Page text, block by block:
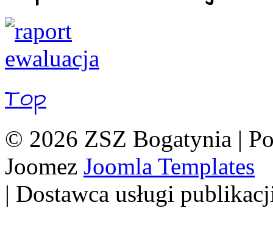
Top
© 2026 ZSZ Bogatynia |
Joomez Joomla Templates
| Dostawca usługi